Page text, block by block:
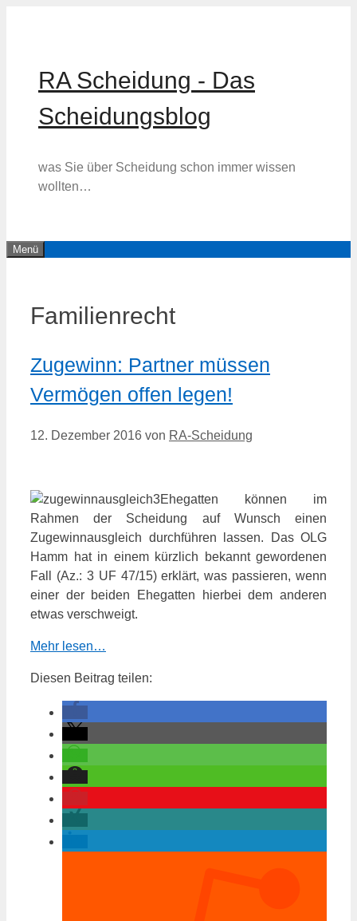
RA Scheidung - Das
Scheidungsblog
was Sie über Scheidung schon immer wissen
wollten…
Menü
Familienrecht
Zugewinn: Partner müssen
Vermögen offen legen!
12. Dezember 2016 von RA-Scheidung
Ehegatten können im
Rahmen der Scheidung auf Wunsch einen
Zugewinnausgleich durchführen lassen. Das OLG
Hamm hat in einem kürzlich bekannt gewordenen
Fall (Az.: 3 UF 47/15) erklärt, was passieren, wenn
einer der beiden Ehegatten hierbei dem anderen
etwas verschweigt.
Mehr lesen…
Diesen Beitrag teilen: